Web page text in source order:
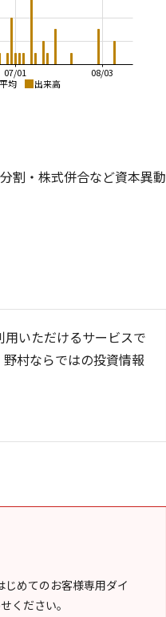
均 出来高
08/03
07/01
9,000
割・株式併合など資本異動
用いただけるサービスで
村ならではの投資情報
めてのお客様専用ダイ
ください。